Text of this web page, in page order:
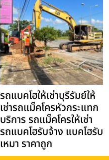
รถแบคโฮให้เช่าบุรีรัมย์ให้
เช่ารถแม็คโครหัวกระแทก
บริการ รถแม็คโครให้เช่า
รถแบคโฮรับจ้าง แบคโฮรับ
เหมา ราคาถูก